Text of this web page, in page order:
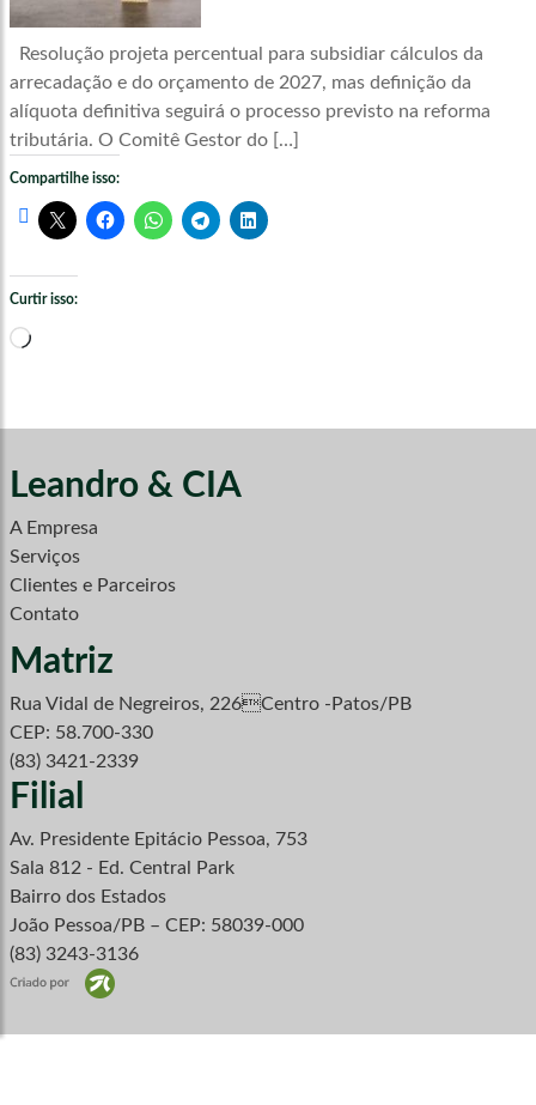
Resolução projeta percentual para subsidiar cálculos da
arrecadação e do orçamento de 2027, mas definição da
alíquota definitiva seguirá o processo previsto na reforma
tributária. O Comitê Gestor do […]
Compartilhe isso:
Curtir isso:
Carregando...
Leandro & CIA
A Empresa
Serviços
Clientes e Parceiros
Contato
Matriz
Rua Vidal de Negreiros, 226Centro -Patos/PB
CEP: 58.700-330
(83) 3421-2339
Filial
Av. Presidente Epitácio Pessoa, 753
Sala 812 - Ed. Central Park
Bairro dos Estados
João Pessoa/PB – CEP: 58039-000
(83) 3243-3136